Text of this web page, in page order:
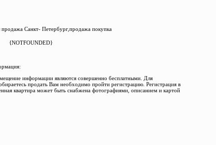
Санкт- Петербург,продажа покупка
{NOTFOUNDED}
информации являются совершенно бесплатными. Для
продать Вам необходимо пройти регистрацию. Регистрация в
квартира может быть снабжена фотографиями, описанием и картой